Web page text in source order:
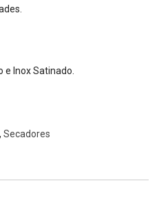
e Inox Satinado.
, Secadores